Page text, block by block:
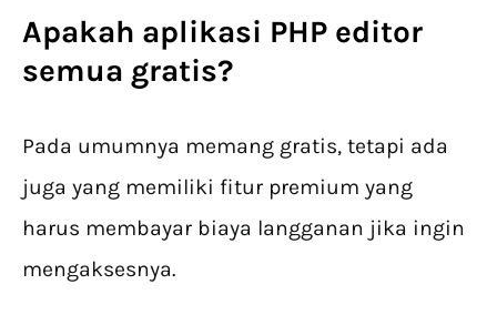
Apakah aplikasi PHP editor
semua gratis?
Pada umumnya memang gratis, tetapi ada
juga yang memiliki fitur premium yang
harus membayar biaya langganan jika ingin
mengaksesnya.